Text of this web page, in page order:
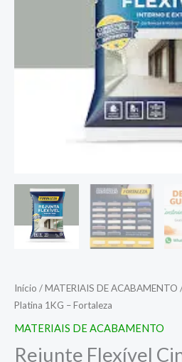
Início /MATERIAIS DE ACABAMENTO
Platina 1KG – Fortaleza
MATERIAIS DE ACABAMENTO
Rejunte Flexível